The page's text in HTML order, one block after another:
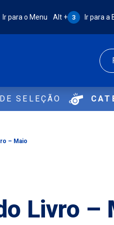
+ 2:
Ir para o Menu Atalho Alt + 3:
Alt + 3 Ir para a
SELEÇÃO
– Maio
Livro –